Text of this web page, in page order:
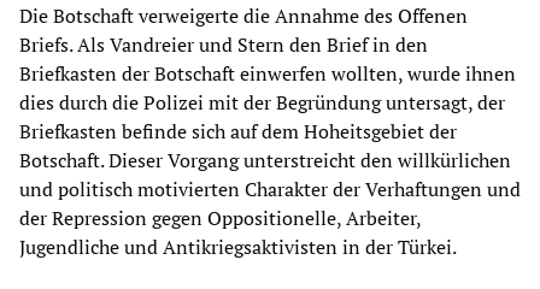
Die Botschaft verweigerte die Annahme des Offenen
Briefs. Als Vandreier und Stern den Brief in den
Briefkasten der Botschaft einwerfen wollten, wurde ihnen
dies durch die Polizei mit der Begründung untersagt, der
Briefkasten befinde sich auf dem Hoheitsgebiet der
Botschaft. Dieser Vorgang unterstreicht den willkürlichen
und politisch motivierten Charakter der Verhaftungen und
der Repression gegen Oppositionelle, Arbeiter,
Jugendliche und Antikriegsaktivisten in der Türkei.